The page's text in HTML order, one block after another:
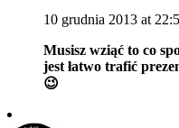
10 grudnia 2013 at
Musisz wziąć to co
jest łatwo trafić
😉